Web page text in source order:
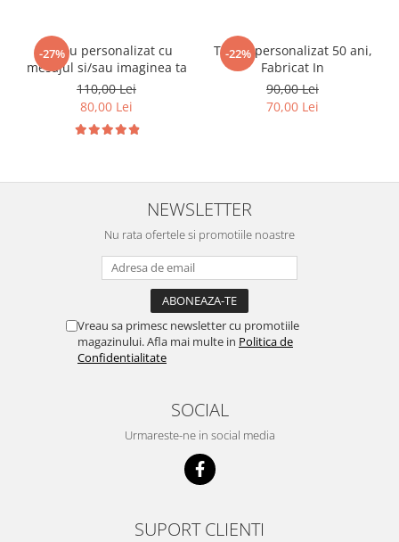
-27%
Tricou personalizat cu
mesajul si/sau imaginea ta
110,00 Lei
80,00 Lei
-22%
Tricou personalizat 50 ani,
Fabricat In
90,00 Lei
70,00 Lei
NEWSLETTER
Nu rata ofertele si promotiile noastre
Vreau sa primesc newsletter cu promotiile
magazinului. Afla mai multe in Politica de
Confidentialitate
SOCIAL
Urmareste-ne in social media
SUPORT CLIENTI